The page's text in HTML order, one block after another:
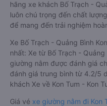
hãng xe khách Bố Trạch -
luôn chú trọng đến chất
để mang đến trải nghiệm
Xe Bố Trạch - Quảng Bình
nhất: Xe từ Bố Trạch - Quảng
giường nằm được đánh giá
đánh giá trung bình từ 4.2/5
khách Xe về Kon Tum - Kon
Giá vé xe giường nằm đi Kon